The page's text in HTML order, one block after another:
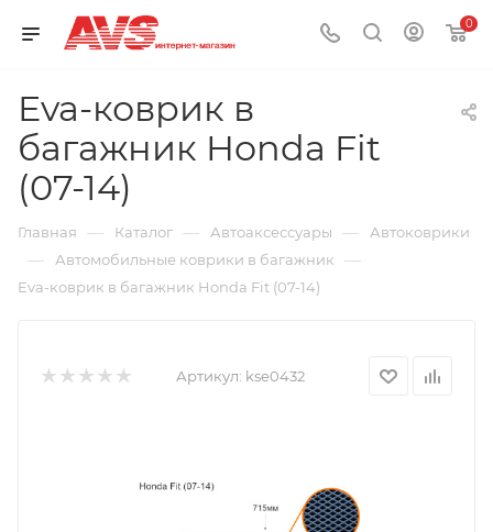
0
Eva-коврик в
багажник Honda Fit
(07-14)
Главная — Каталог — Автоаксессуары — Автоковрики
— Автомобильные коврики в багажник —
Eva-коврик в багажник Honda Fit (07-14)
Артикул: kse0432